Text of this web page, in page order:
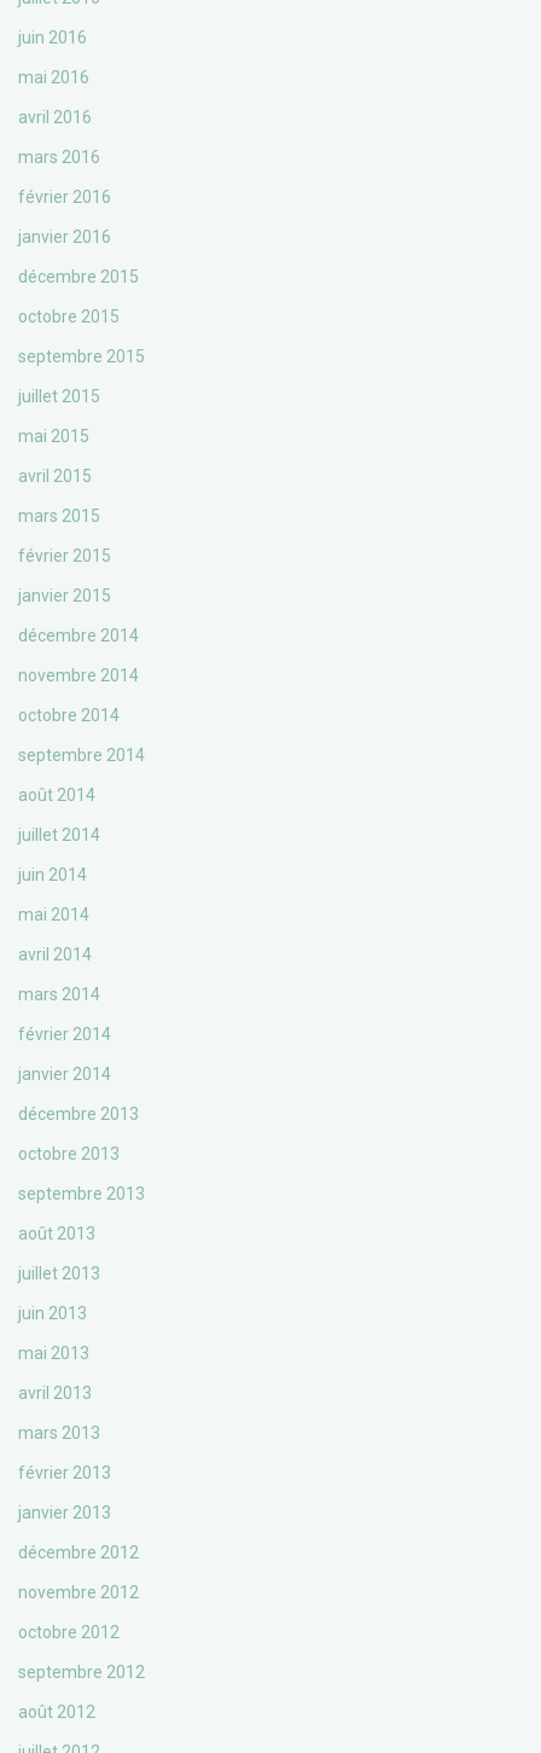
juin 2016
mai 2016
avril 2016
mars 2016
février 2016
janvier 2016
décembre 2015
octobre 2015
septembre 2015
juillet 2015
mai 2015
avril 2015
mars 2015
février 2015
janvier 2015
décembre 2014
novembre 2014
octobre 2014
septembre 2014
août 2014
juillet 2014
juin 2014
mai 2014
avril 2014
mars 2014
février 2014
janvier 2014
décembre 2013
octobre 2013
septembre 2013
août 2013
juillet 2013
juin 2013
mai 2013
avril 2013
mars 2013
février 2013
janvier 2013
décembre 2012
novembre 2012
octobre 2012
septembre 2012
août 2012